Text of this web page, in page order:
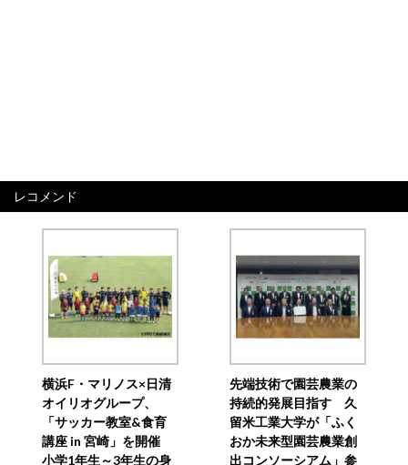
レコメンド
横浜F・マリノス×日清
オイリオグループ、
「サッカー教室&食育
講座 in 宮崎」を開催
小学1年生～3年生の身
先端技術で園芸農業の
持続的発展目指す 久
留米工業大学が「ふく
おか未来型園芸農業創
出コンソーシアム」参